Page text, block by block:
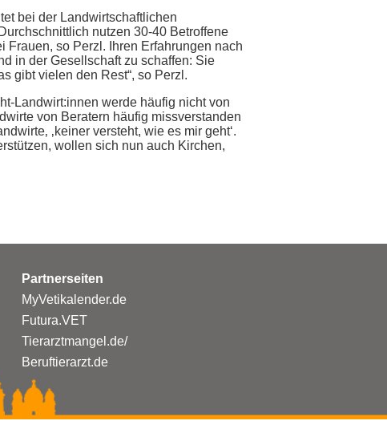
bei der Landwirtschaftlichen
nutzen 30-40 Betroffene
so Perzl. Ihren Erfahrungen nach
in der Gesellschaft zu schaffen: Sie
gibt vielen den Rest“, so Perzl.
Landwirt:innen werde häufig nicht von
von Beratern häufig missverstanden
‚keiner versteht, wie es mir geht‘.
wollen sich nun auch Kirchen,
Partnerseiten
MyVetikalender.de
Futura.VET
Tierarztmangel.de/
Beruftierarzt.de